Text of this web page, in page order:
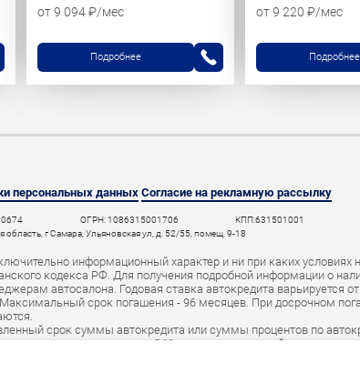
от 9 094 ₽/мес
Подробнее
от 9 220 ₽/мес
Подробнее
персональных данныхСогласие на рекламную рассылку
ОГРН: 1086315001706 КПП:631501001
г Самара, Ульяновская ул, д. 52/55, помещ. 9-18
информационный характер и ни при каких условиях
кодекса РФ. Для получения подробной информации о
автосалона. Годовая ставка автокредита варьируется
срок погашения - 96 месяцев. При досрочном
срок суммы автокредита или суммы процентов по
в среднем размере 0,1% от первоначальной суммы
могут быть переданы в специальный реестр должников и